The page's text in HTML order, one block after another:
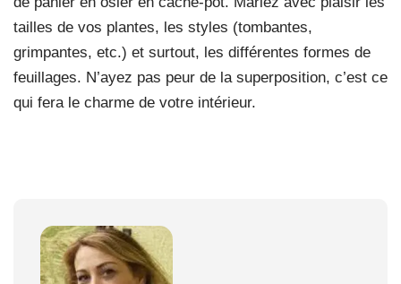
tailles de vos plantes, les styles (tombantes,
grimpantes, etc.) et surtout, les différentes formes de
feuillages. N’ayez pas peur de la superposition, c’est ce
qui fera le charme de votre intérieur.